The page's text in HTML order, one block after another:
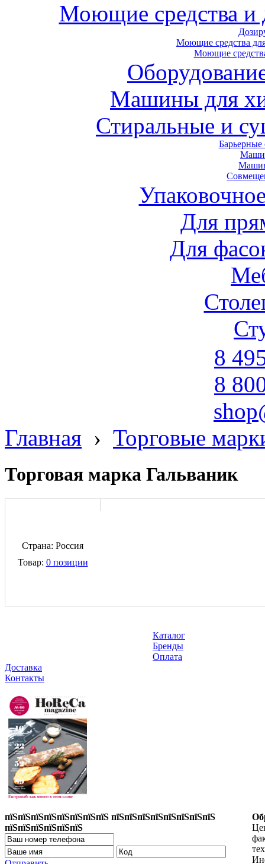
Моющие средства
Моющие средства
Моющие
Машины для
Стиральные и
Для
Для
8
8
Главная › Торговые
Торговая марка Гальваник
Страна: Россия
Товар: 0 позиции
Каталог
Бренды
Оплата
Доставка
Контакты
пїЅпїЅпїЅпїЅпїЅпїЅпїЅпїЅ пїЅпїЅпїЅпїЅпїЅпїЅпїЅпїЅ
пїЅпїЅпїЅпїЅпїЅпїЅ